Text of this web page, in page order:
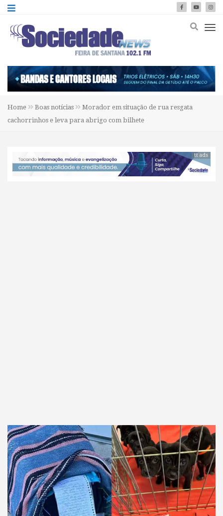
Home Boas notícias
Morador em situação de rua resgata
cachorrinhos e leva para abrigo com bilhete
tt ads